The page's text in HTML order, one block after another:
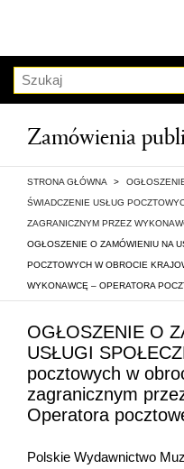
Szukaj
Zamówienia
STRONA GŁÓWNA >
ŚWIADCZENIE USŁUG
ZAGRANICZNYM PRZEZ
OGŁOSZENIE O ZAMÓWIENIU NA
POCZTOWYCH W OBROCIE
WYKONAWCĘ – OPERATORA
OGŁOSZENIE O
USŁUGI
pocztowych w
zagranicznym
Operatora
Polskie Wydawnictwo